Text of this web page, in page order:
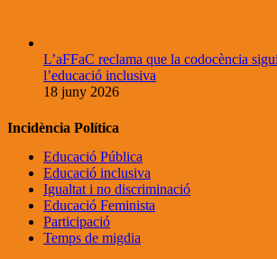
L’aFFaC reclama que la codocència
l’educació inclusiva
18 juny 2026
Incidència Política
Educació Pública
Educació inclusiva
Igualtat i no discriminació
Educació Feminista
Participació
Temps de migdia